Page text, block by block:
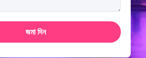
জমা দিন